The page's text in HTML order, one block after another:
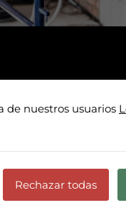
realizar regatas de
Guía paso a paso
de nuestros usuarios
Rechazar todas